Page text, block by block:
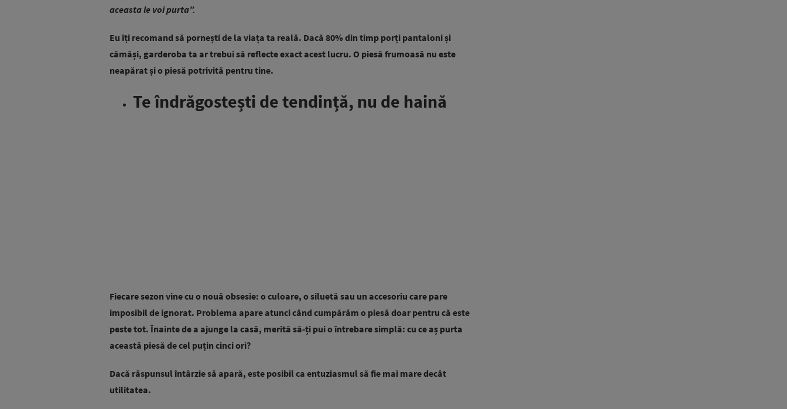
aceasta le voi purta”.
Eu îți recomand să pornești de la viața ta reală. Dacă 80% din timp porți pantaloni și
cămăși, garderoba ta ar trebui să reflecte exact acest lucru. O piesă frumoasă nu este
neapărat și o piesă potrivită pentru tine.
Te îndrăgostești de tendință, nu de haină
Fiecare sezon vine cu o nouă obsesie: o culoare, o siluetă sau un accesoriu care pare
imposibil de ignorat. Problema apare atunci când cumpărăm o piesă doar pentru că este
peste tot. Înainte de a ajunge la casă, merită să-ți pui o întrebare simplă: cu ce aș purta
această piesă de cel puțin cinci ori?
Dacă răspunsul întârzie să apară, este posibil ca entuziasmul să fie mai mare decât
utilitatea.